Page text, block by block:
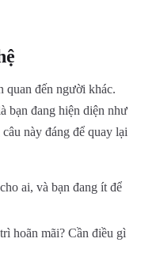
quan đến người khác.
bạn đang hiện diện như
này đáng để quay lại
ai, và bạn đang ít để
hoãn mãi? Cần điều gì